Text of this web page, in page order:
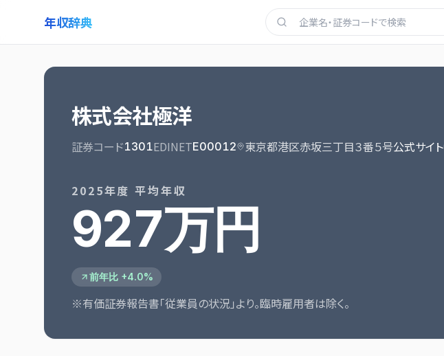
年収辞典
株式会社極洋
証券コード1301EDINETE00012 東京都港区赤坂三丁目３番５号公式サイト
2025年度 平均年収
927万円
前年比 +4.0%
※有価証券報告書「従業員の状況」より。臨時雇用者は除く。